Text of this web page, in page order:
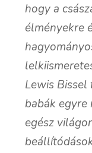
hogy a
élményekre
Lewis Bissel
babák egyre
egész